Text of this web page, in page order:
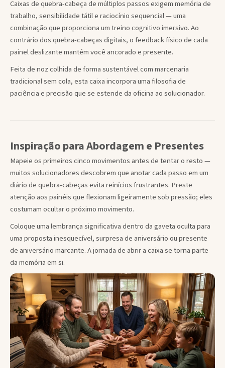
Caixas de quebra-cabeça de múltiplos passos exigem memória de
trabalho, sensibilidade tátil e raciocínio sequencial — uma
combinação que proporciona um treino cognitivo imersivo. Ao
contrário dos quebra-cabeças digitais, o feedback físico de cada
painel deslizante mantém você ancorado e presente.
Feita de noz colhida de forma sustentável com marcenaria
tradicional sem cola, esta caixa incorpora uma filosofia de
paciência e precisão que se estende da oficina ao solucionador.
Inspiração para Abordagem e Presentes
Mapeie os primeiros cinco movimentos antes de tentar o resto —
muitos solucionadores descobrem que anotar cada passo em um
diário de quebra-cabeças evita reinícios frustrantes. Preste
atenção aos painéis que flexionam ligeiramente sob pressão; eles
costumam ocultar o próximo movimento.
Coloque uma lembrança significativa dentro da gaveta oculta para
uma proposta inesquecível, surpresa de aniversário ou presente
de aniversário marcante. A jornada de abrir a caixa se torna parte
da memória em si.